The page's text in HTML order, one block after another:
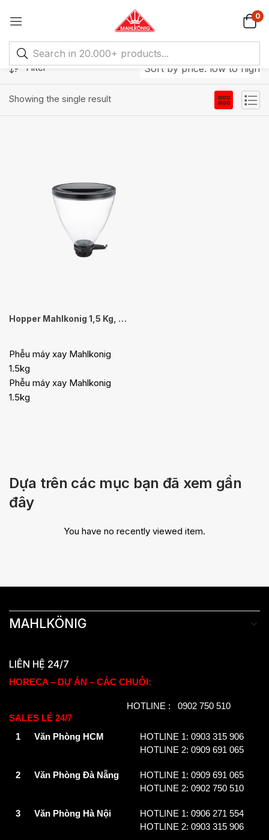
0
Showing the single result
Filter Sort by price: low to high
Hopper Mahlkonig 1,5 Kg, EK43 / K30
Phễu máy xay Mahlkonig
1.5kg
Phễu máy xay Mahlkonig
1.5kg
Dựa trên các mục bạn đã xem gần
đây
You have no recently viewed item.
MAHLKÖNIG
LIÊN HỆ 24/7
HORECA – DỰ ÁN – CÁC CHUỖI:
HOTLINE : 0902 750 510
SALES LẺ 24/7
1
Văn Phòng HCM
HOTLINE 1: 0903 315 906
HOTLINE 2: 0909 691 065
2 Văn Phòng Đà Nẵng
HOTLINE 1: 0909 691 065
HOTLINE 2: 0902 750 510
3 Văn Phòng Hà Nội
HOTLINE 1: 0906 271 554
HOTLINE 2: 0903 315 906